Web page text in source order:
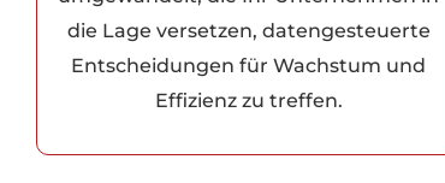
die Lage versetzen, datengesteuerte
Entscheidungen für Wachstum und
Effizienz zu treffen.